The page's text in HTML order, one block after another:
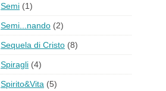
Semi (1)
Semi...nando (2)
Sequela di Cristo (8)
Spiragli (4)
Spirito&Vita (5)